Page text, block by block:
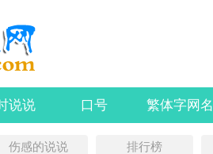
说说 口号 繁体字网名
伤感的说说 排行榜